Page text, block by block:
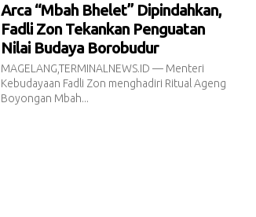
Arca “Mbah Bhelet” Dipindahkan,
Fadli Zon Tekankan Penguatan
Nilai Budaya Borobudur
MAGELANG,TERMINALNEWS.ID — Menteri
Kebudayaan Fadli Zon menghadiri Ritual Ageng
Boyongan Mbah...